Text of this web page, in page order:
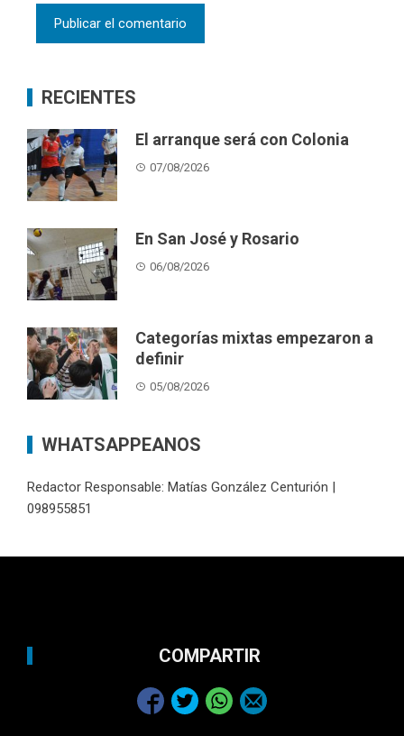
RECIENTES
El arranque será con Colonia
07/08/2026
En San José y Rosario
06/08/2026
Categorías mixtas empezaron a
definir
05/08/2026
WHATSAPPEANOS
Redactor Responsable: Matías González Centurión |
098955851
COMPARTIR